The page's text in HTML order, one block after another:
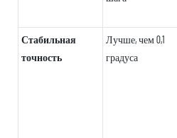
Стабильная
точность
Лучше, чем 0,1
градуса